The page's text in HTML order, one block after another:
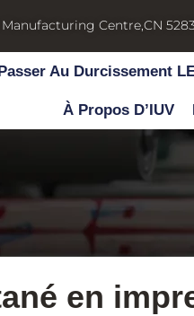
Centre,CN
Au Durcissement
À Propos D’IUV
en